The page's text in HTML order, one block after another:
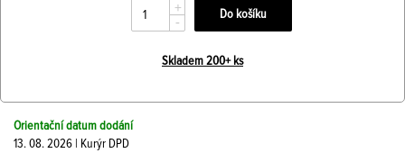
+
-
Skladem 200+ ks
Orientační datum dodání
13. 08. 2026 | Kurýr DPD